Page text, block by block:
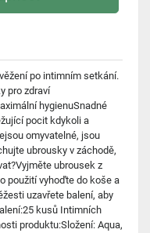
po intimním setkání.
pro zdraví
hygienuSnadné
pocit kdykoli a
omyvatelné, jsou
ubrousky v záchodě,
ubrousek z
použití vyhoďte do koše a
uzavřete balení, aby
kusů Intimních
produktu:Složení: Aqua,